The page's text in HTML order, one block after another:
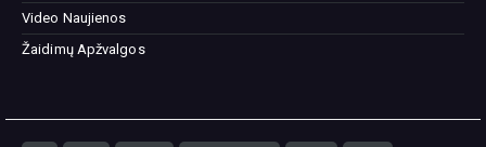
Video Naujienos
Žaidimų Apžvalgos